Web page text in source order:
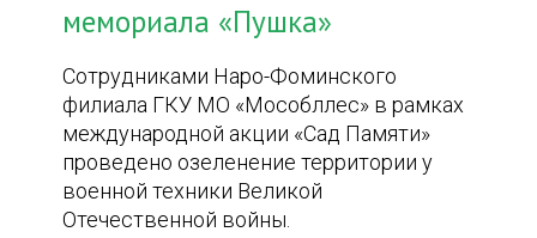
мемориала «Пушка»
Сотрудниками Наро-Фоминского
филиала ГКУ МО «Мособллес» в рамках
международной акции «Сад Памяти»
проведено озеленение территории у
военной техники Великой
Отечественной войны.